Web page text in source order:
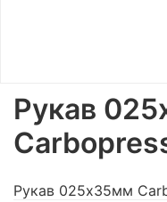
Рукав
Рукав 025x35мм